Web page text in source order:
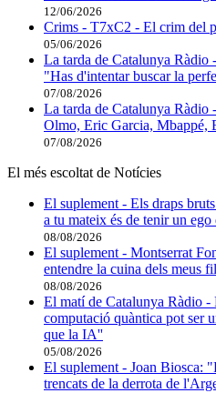
12/06/2026
Crims - T7xC2 - El crim del
05/06/2026
La tarda de Catalunya
"Has d'intentar buscar la
07/08/2026
La tarda de Catalunya
Olmo, Eric Garcia, Mbappé,
07/08/2026
El més escoltat de Notícies
El suplement - Els draps
a tu mateix és de tenir un ego
08/08/2026
El suplement - Montserrat
entendre la cuina dels meus
08/08/2026
El matí de Catalunya Ràdio
computació quàntica pot ser
que la IA''
05/08/2026
El suplement - Joan Biosca:
trencats de la derrota de